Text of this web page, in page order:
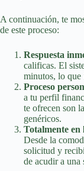
A continuación, te
de este proceso:
Respuesta
calificas. El
minutos, lo que
Proceso
a tu perfil
te ofrecen son
genéricos.
Totalmente en
Desde la
solicitud y
de acudir a una